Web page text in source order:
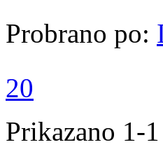
Probrano po:
20
Prikazano 1-